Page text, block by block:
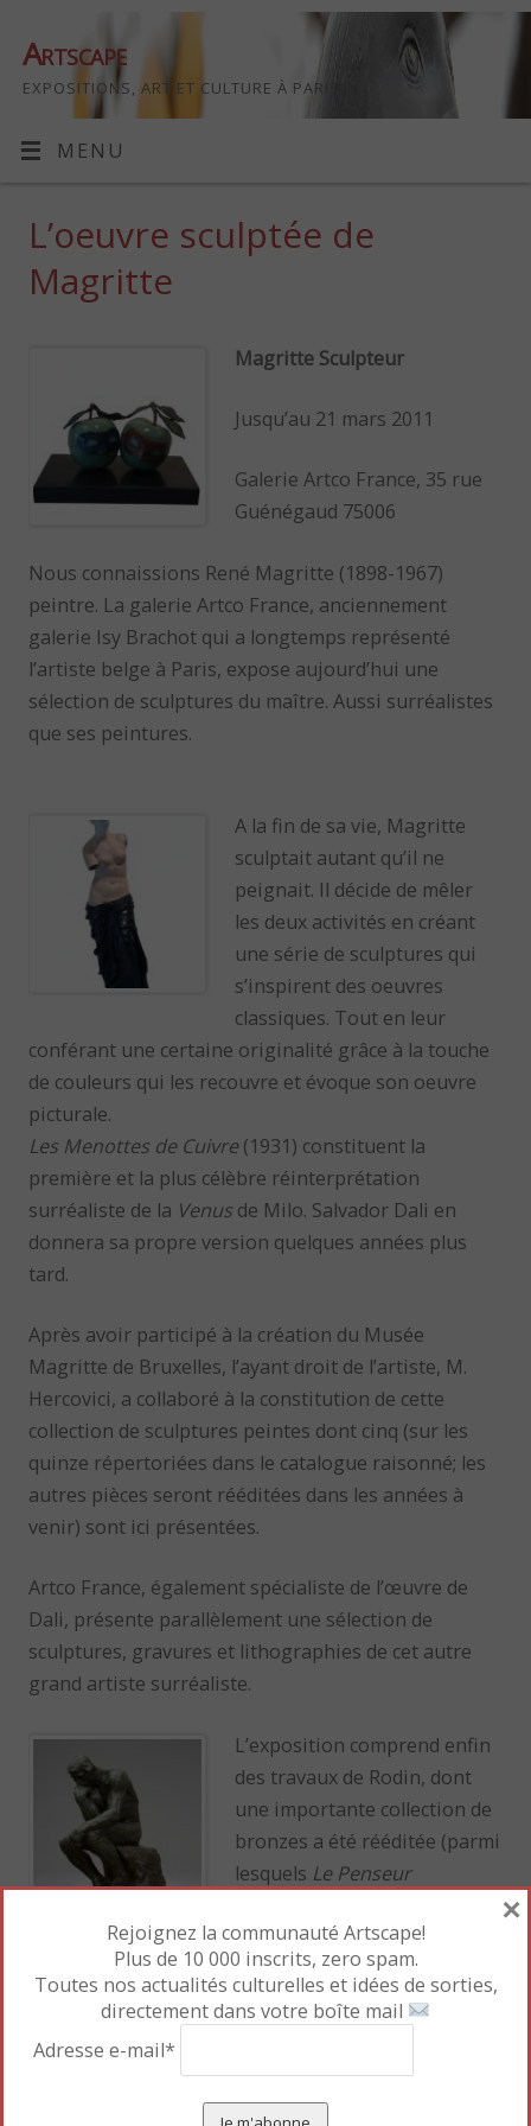
Artscape
EXPOSITIONS, ART ET CULTURE À PARIS
MENU
L’oeuvre sculptée de
Magritte
Magritte Sculpteur
Jusqu’au 21 mars 2011
Galerie Artco France, 35 rue
Guénégaud 75006
Nous connaissions René Magritte (1898-1967)
peintre. La galerie Artco France, anciennement
galerie Isy Brachot qui a longtemps représenté
l’artiste belge à Paris, expose aujourd’hui une
sélection de sculptures du maître. Aussi surréalistes
que ses peintures.
A la fin de sa vie, Magritte
sculptait autant qu’il ne
peignait. Il décide de mêler
les deux activités en créant
une série de sculptures qui
s’inspirent des oeuvres
classiques. Tout en leur
conférant une certaine originalité grâce à la touche
de couleurs qui les recouvre et évoque son oeuvre
picturale.
Les Menottes de Cuivre(1931) constituent la
première et la plus célèbre réinterprétation
surréaliste de la Venus de Milo. Salvador Dali en
donnera sa propre version quelques années plus
tard.
Après avoir participé à la création du Musée
Magritte de Bruxelles, l’ayant droit de l’artiste, M.
Hercovici, a collaboré à la constitution de cette
collection de sculptures peintes dont cinq (sur les
quinze répertoriées dans le catalogue raisonné; les
autres pièces seront rééditées dans les années à
venir) sont ici présentées.
Artco France, également spécialiste de l’œuvre de
Dali, présente parallèlement une sélection de
sculptures, gravures et lithographies de cet autre
grand artiste surréaliste.
L’exposition comprend enfin
des travaux de Rodin, dont
une importante collection de
bronzes a été rééditée (parmi
lesquels Le Penseur
Ainsi que des oeuvres de
Bernar Venet, Miro, Elena M., Shih Li-Jen, Calder et
Modigliani.
A ne pas rater!
Permalien
Rejoignez la communauté Artscape!
Plus de 10 000 inscrits, zero spam.
Toutes nos actualités culturelles et idées de sorties,
directement dans votre boîte mail
Adresse e-mail*
×